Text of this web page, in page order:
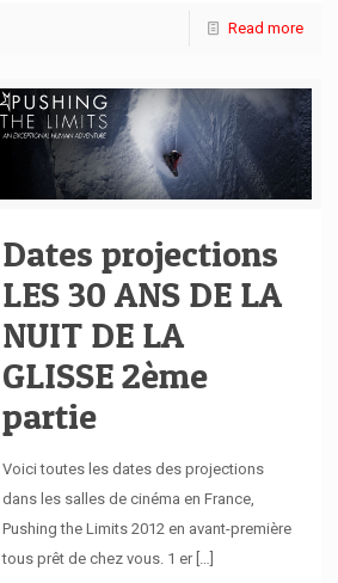
Read more
Dates projections
LES 30 ANS DE LA
NUIT DE LA
GLISSE 2ème
partie
Voici toutes les dates des projections
dans les salles de cinéma en France,
Pushing the Limits 2012 en avant-première
tous prêt de chez vous. 1 er[…]